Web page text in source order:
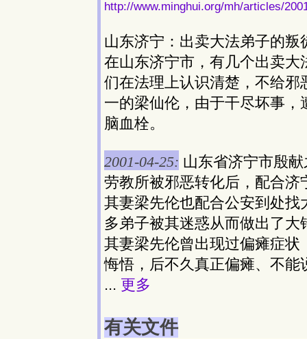
http://www.minghui.org/mh/articles/
山东济宁：出卖大法弟子的叛
在山东济宁市，有几个出卖
们在法理上认识清楚，不给
一的梁仙伦，由于干尽坏事
脑血栓。
2001-04-25: 山东省济宁市殷
劳教所被邪恶转化后，配合
其妻梁先伦也配合公安到处
多弟子被其迷惑从而做出了
其妻梁先伦曾出现过偏瘫症
悔悟，后不久真正偏瘫、不能
... 更多
有关文件